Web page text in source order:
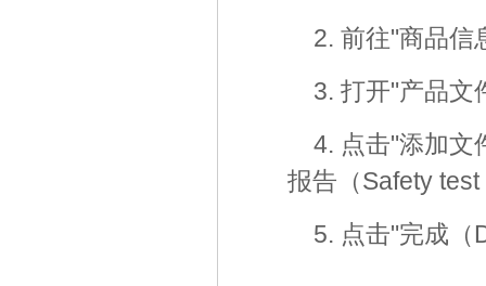
2. 前往"商品信
3. 打开"产品文
4. 点击"添加文
报告（Safety
5. 点击"完成（